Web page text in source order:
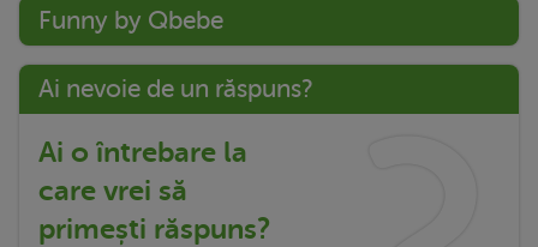
Funny by Qbebe
Ai nevoie de un răspuns?
Ai o întrebare la
care vrei să
primești răspuns?